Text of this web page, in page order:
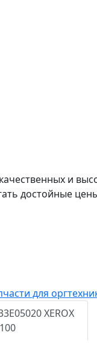
и
достойные
для